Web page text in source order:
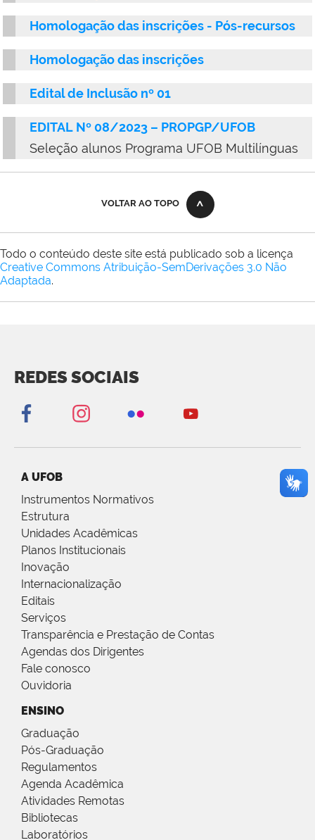
Homologação das inscrições - Pós-recursos
Homologação das inscrições
Edital de Inclusão nº 01
EDITAL Nº 08/2023 – PROPGP/UFOB
Seleção alunos Programa UFOB Multilínguas
VOLTAR AO TOPO
Todo o conteúdo deste site está publicado sob a licença
Creative Commons Atribuição-SemDerivações 3.0 Não
Adaptada.
REDES SOCIAIS
A UFOB
Instrumentos Normativos
Estrutura
Unidades Acadêmicas
Planos Institucionais
Inovação
Internacionalização
Editais
Serviços
Transparência e Prestação de Contas
Agendas dos Dirigentes
Fale conosco
Ouvidoria
ENSINO
Graduação
Pós-Graduação
Regulamentos
Agenda Acadêmica
Atividades Remotas
Bibliotecas
Laboratórios